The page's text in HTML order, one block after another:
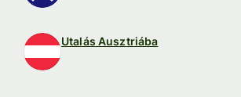
Utalás Ausztriába